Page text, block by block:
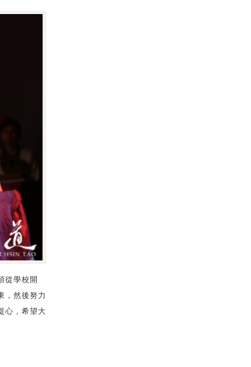
從學校開
，然後努力
心，希望大